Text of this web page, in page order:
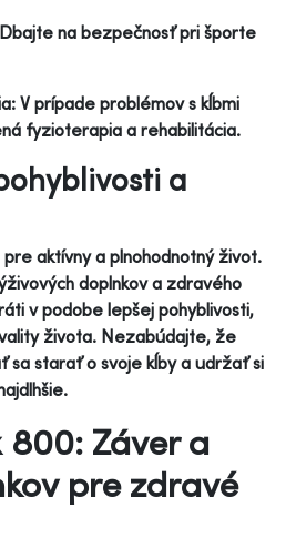
na bezpečnosť pri športe
V prípade problémov s kĺbmi
fyzioterapia a rehabilitácia.
a
aktívny a plnohodnotný život.
doplnkov a zdravého
v podobe lepšej pohyblivosti,
života. Nezabúdajte, že
sa starať o svoje kĺby a udržať si
800: Záver a
pre zdravé